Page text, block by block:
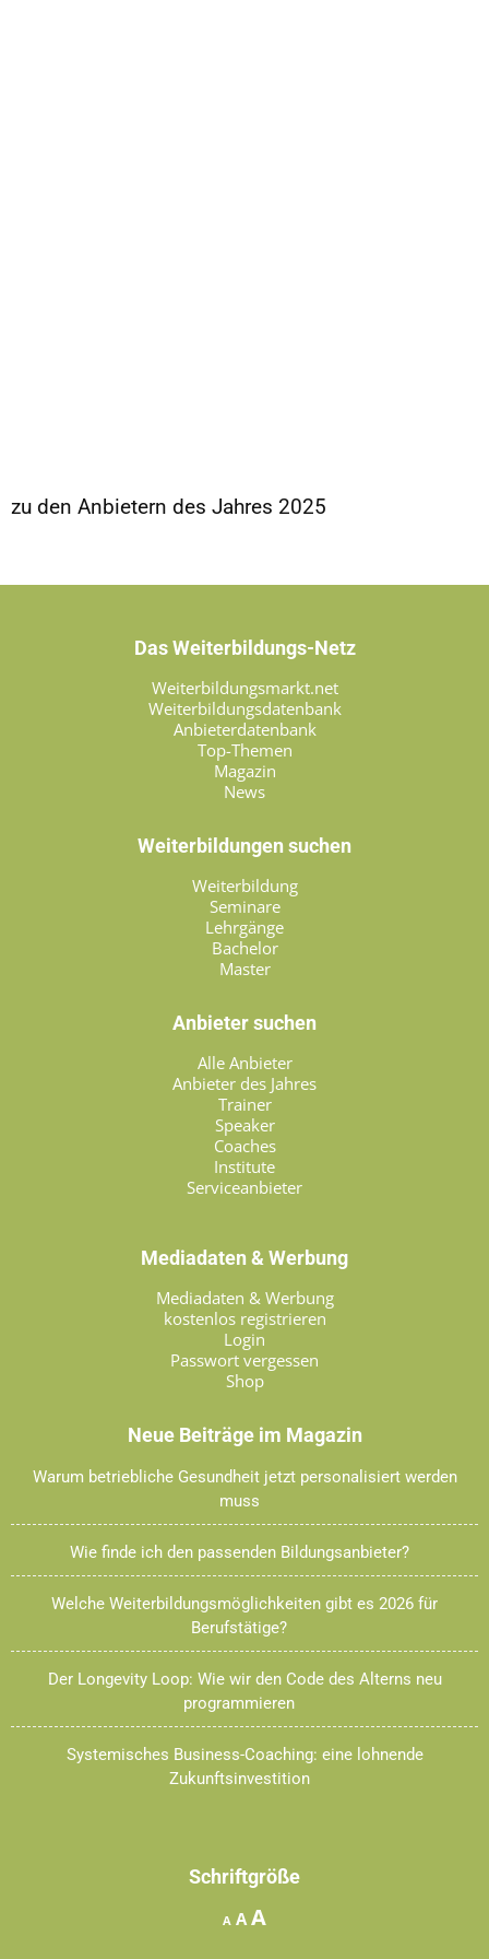
zu den Anbietern des Jahres 2025
Das Weiterbildungs-Netz
Weiterbildungsmarkt.net
Weiterbildungsdatenbank
Anbieterdatenbank
Top-Themen
Magazin
News
Weiterbildungen suchen
Weiterbildung
Seminare
Lehrgänge
Bachelor
Master
Anbieter suchen
Alle Anbieter
Anbieter des Jahres
Trainer
Speaker
Coaches
Institute
Serviceanbieter
Mediadaten & Werbung
Mediadaten & Werbung
kostenlos registrieren
Login
Passwort vergessen
Shop
Neue Beiträge im Magazin
Warum betriebliche Gesundheit jetzt personalisiert werden
muss
Wie finde ich den passenden Bildungsanbieter?
Welche Weiterbildungsmöglichkeiten gibt es 2026 für
Berufstätige?
Der Longevity Loop: Wie wir den Code des Alterns neu
programmieren
Systemisches Business-Coaching: eine lohnende
Zukunftsinvestition
Schriftgröße
A Decrease
A Reset
AIncrease